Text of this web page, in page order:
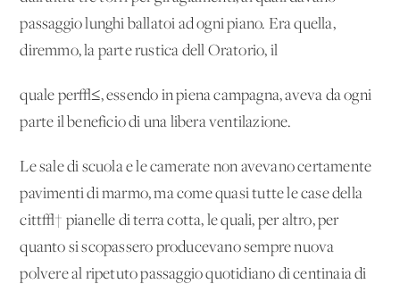
passaggio lunghi ballatoi ad ogni piano. Era quella,
diremmo, la parte rustica dell'Oratorio, il
quale per√≤, essendo in piena campagna, aveva da ogni
parte il beneficio di una libera ventilazione.
Le sale di scuola e le camerate non avevano certamente
pavimenti di marmo, ma come quasi tutte le case della
citt√† pianelle di terra cotta, le quali, per altro, per
quanto si scopassero producevano sempre nuova
polvere al ripetuto passaggio quotidiano di centinaia di